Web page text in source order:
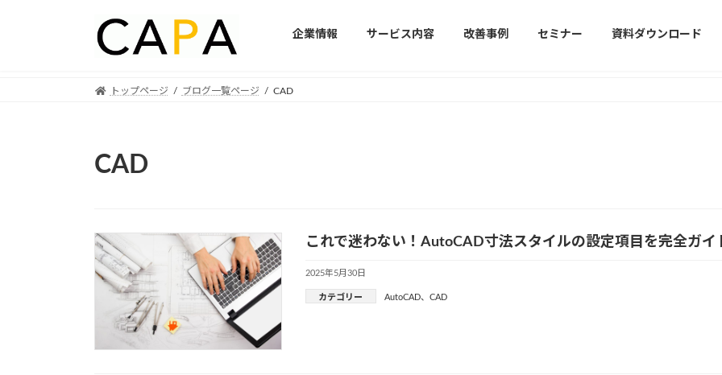
企業情報 サービス内容 改善事例 セミナー 資料ダウンロード
トップページ ブログ一覧ページ CAD
CAD
これで迷わない！AutoCAD寸法スタイルの設定項目を完全ガイ
2025年5月30日
カテゴリー AutoCAD、 CAD